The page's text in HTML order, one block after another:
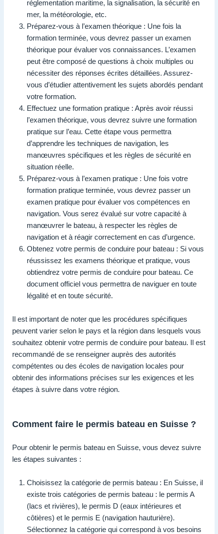
réglementation maritime, la signalisation, la sécurité en
mer, la météorologie, etc.
Préparez-vous à l’examen théorique : Une fois la
formation terminée, vous devrez passer un examen
théorique pour évaluer vos connaissances. L’examen
peut être composé de questions à choix multiples ou
nécessiter des réponses écrites détaillées. Assurez-
vous d’étudier attentivement les sujets abordés pendant
votre formation.
Effectuez une formation pratique : Après avoir réussi
l’examen théorique, vous devrez suivre une formation
pratique sur l’eau. Cette étape vous permettra
d’apprendre les techniques de navigation, les
manœuvres spécifiques et les règles de sécurité en
situation réelle.
Préparez-vous à l’examen pratique : Une fois votre
formation pratique terminée, vous devrez passer un
examen pratique pour évaluer vos compétences en
navigation. Vous serez évalué sur votre capacité à
manœuvrer le bateau, à respecter les règles de
navigation et à réagir correctement en cas d’urgence.
Obtenez votre permis de conduire pour bateau : Si vous
réussissez les examens théorique et pratique, vous
obtiendrez votre permis de conduire pour bateau. Ce
document officiel vous permettra de naviguer en toute
légalité et en toute sécurité.
Il est important de noter que les procédures spécifiques
peuvent varier selon le pays et la région dans lesquels vous
souhaitez obtenir votre permis de conduire pour bateau. Il est
recommandé de se renseigner auprès des autorités
compétentes ou des écoles de navigation locales pour
obtenir des informations précises sur les exigences et les
étapes à suivre dans votre région.
Comment faire le permis bateau en Suisse ?
Pour obtenir le permis bateau en Suisse, vous devez suivre
les étapes suivantes :
Choisissez la catégorie de permis bateau : En Suisse, il
existe trois catégories de permis bateau : le permis A
(lacs et rivières), le permis D (eaux intérieures et
côtières) et le permis E (navigation hauturière).
Sélectionnez la catégorie qui correspond à vos besoins